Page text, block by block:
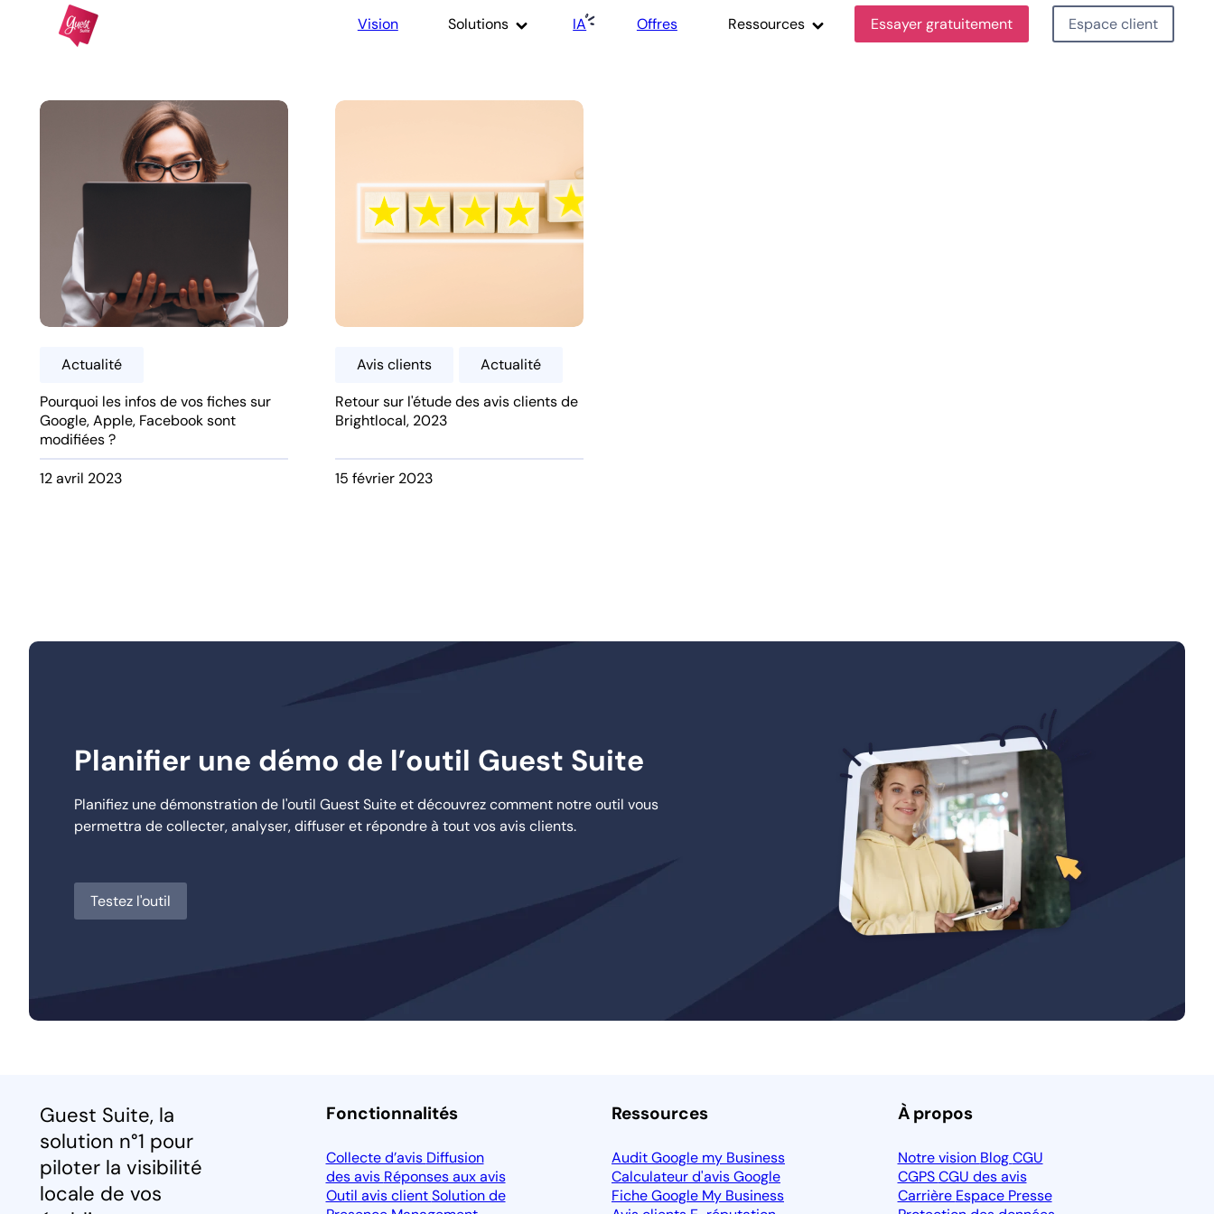
Vision Solutions IA Offres Ressources Essayer gratuitement Espace client
Actualité
Pourquoi les infos de vos fiches sur
Google, Apple, Facebook sont
modifiées ?
12 avril 2023
Avis clients
Actualité
Retour sur l'étude des avis clients de
Brightlocal, 2023
15 février 2023
Planifier une démo de l’outil Guest Suite
Planifiez une démonstration de l'outil Guest Suite et découvrez comment notre outil vous
permettra de collecter, analyser, diffuser et répondre à tout vos avis clients.
Testez l'outil
Guest Suite, la
solution n°1 pour
piloter la visibilité
locale de vos
Fonctionnalités
Collecte d’avis Diffusion
des avis Réponses aux avis
Outil avis clientSolution de
Ressources
Audit Google my Business
Calculateur d'avis Google
Fiche Google My Business
À propos
Notre vision BlogCGU
CGPSCGU des avis
Carrière Espace Presse